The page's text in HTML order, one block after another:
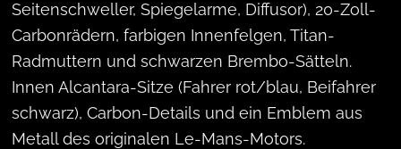
Seitenschweller, Spiegelarme, Diffusor), 20-Zoll-
Carbonrädern, farbigen Innenfelgen, Titan-
Radmuttern und schwarzen Brembo-Sätteln.
Innen Alcantara-Sitze (Fahrer rot/blau, Beifahrer
schwarz), Carbon-Details und ein Emblem aus
Metall des originalen Le-Mans-Motors.